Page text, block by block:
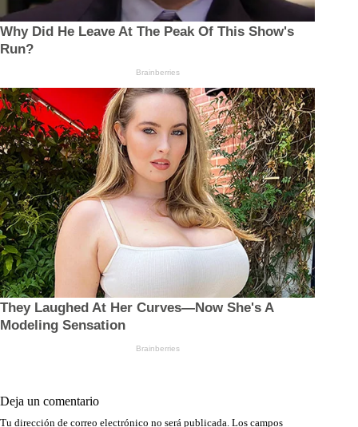
Deja un comentario
Tu dirección de correo electrónico no será publicada. Los campos